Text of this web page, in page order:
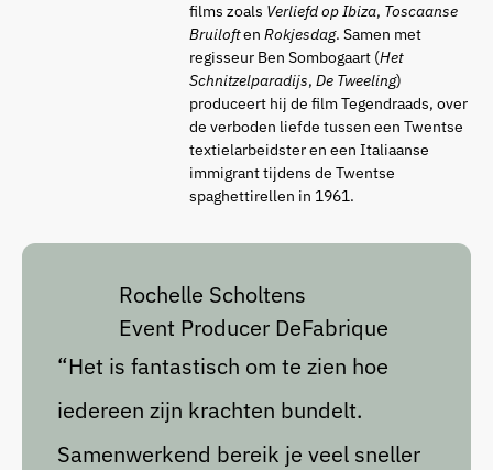
films zoals Verliefd op Ibiza, Toscaanse
Bruiloften Rokjesdag. Samen met
regisseur Ben Sombogaart (Het
Schnitzelparadijs, De Tweeling)
produceert hij de film Tegendraads, over
de verboden liefde tussen een Twentse
textielarbeidster en een Italiaanse
immigrant tijdens de Twentse
spaghettirellen in 1961.
Rochelle Scholtens
Event Producer DeFabrique
“Het is fantastisch om te zien hoe
iedereen zijn krachten bundelt.
Samenwerkend bereik je veel sneller